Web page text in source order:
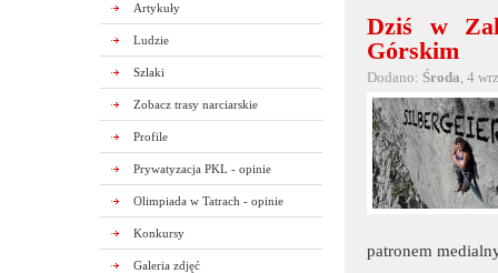
Artykuły
Ludzie
Szlaki
Zobacz trasy narciarskie
Profile
Prywatyzacja PKL - opinie
Olimpiada w Tatrach - opinie
Konkursy
Galeria zdjęć
Dziś w
Górskim
Dodano: Środa, 4
patronem